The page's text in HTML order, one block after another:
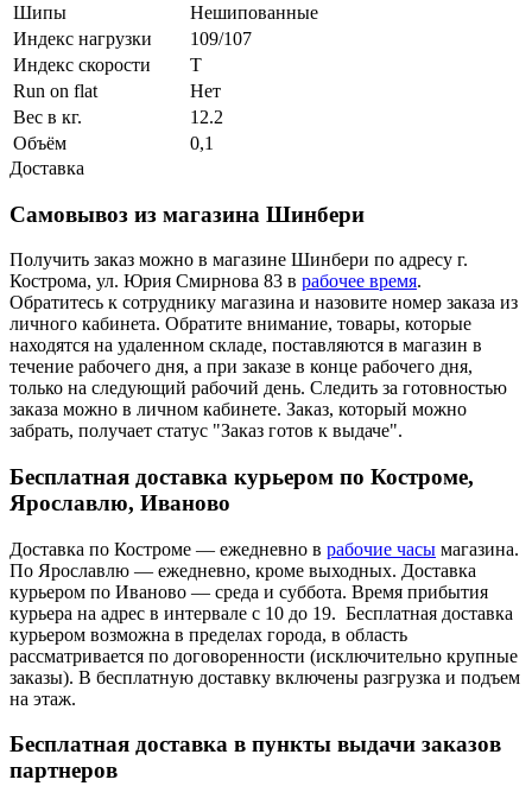
Шипы
Нешипованные
Индекс нагрузки
109/107
Индекс скорости
T
Run on flat
Нет
Вес в кг.
12.2
Объём
0,1
Доставка
Самовывоз из магазина Шинбери
Получить заказ можно в магазине Шинбери по адресу г.
Кострома, ул. Юрия Смирнова 83 в рабочее время.
Обратитесь к сотруднику магазина и назовите номер заказа из
личного кабинета. Обратите внимание, товары, которые
находятся на удаленном складе, поставляются в магазин в
течение рабочего дня, а при заказе в конце рабочего дня,
только на следующий рабочий день. Следить за готовностью
заказа можно в личном кабинете. Заказ, который можно
забрать, получает статус "Заказ готов к выдаче".
Бесплатная доставка курьером по Костроме,
Ярославлю, Иваново
Доставка по Костроме — ежедневно в рабочие часы магазина.
По Ярославлю — ежедневно, кроме выходных. Доставка
курьером по Иваново — среда и суббота. Время прибытия
курьера на адрес в интервале с 10 до 19. Бесплатная доставка
курьером возможна в пределах города, в область
рассматривается по договоренности (исключительно крупные
заказы). В бесплатную доставку включены разгрузка и подъем
на этаж.
Бесплатная доставка в пункты выдачи заказов
партнеров